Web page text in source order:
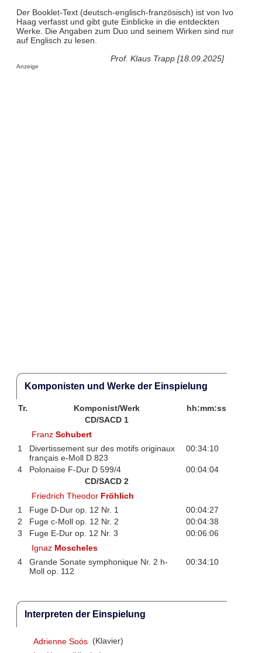
Der Booklet-Text (deutsch-englisch-französisch) ist von Ivo
Haag verfasst und gibt gute Einblicke in die entdeckten
Werke. Die Angaben zum Duo und seinem Wirken sind nur
auf Englisch zu lesen.
Prof. Klaus Trapp [18.09.2025]
Anzeige
Komponisten und Werke der Einspielung
Tr. Komponist/Werk
hh:mm:ss
CD/SACD 1
FranzSchubert
1
Divertissement sur des motifs originaux
français e-Moll D 823
00:34:10
4 Polonaise F-Dur D 599/4
00:04:04
CD/SACD 2
Friedrich Theodor Fröhlich
1
Fuge D-Dur op. 12 Nr. 1
00:04:27
2
Fuge c-Moll op. 12 Nr. 2
00:04:38
3
Fuge E-Dur op. 12 Nr. 3
00:06:06
Ignaz Moscheles
4
Grande Sonate symphonique Nr. 2 h-
Moll op. 112
00:34:10
Interpreten der Einspielung
Adrienne Soós (Klavier)